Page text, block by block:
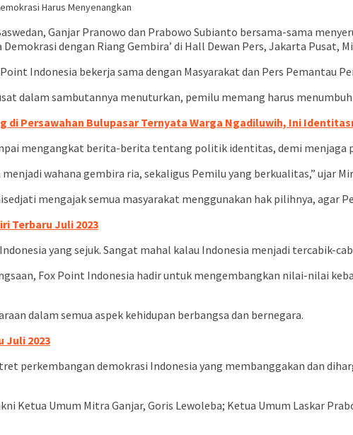
Harus Menyenangkan
Ganjar Pranowo dan Prabowo Subianto bersama-sama
dengan Riang Gembira’ di Hall Dewan Pers, Jakarta Pusat,
Indonesia bekerja sama dengan Masyarakat dan Pers Pemantau
dalam sambutannya menuturkan, pemilu memang harus
di Persawahan Bulupasar Ternyata Warga Ngadiluwih, Ini
mengangkat berita-berita tentang politik identitas, demi menjaga
wahana gembira ria, sekaligus Pemilu yang berkualitas,” ujar
mengajak semua masyarakat menggunakan hak pilihnya, agar
Terbaru Juli 2023
yang sejuk. Sangat mahal kalau Indonesia menjadi tercabik-
Fox Point Indonesia hadir untuk mengembangkan nilai-nilai
dalam semua aspek kehidupan berbangsa dan bernegara.
Juli 2023
perkembangan demokrasi Indonesia yang membanggakan dan
Ketua Umum Mitra Ganjar, Goris Lewoleba; Ketua Umum Laskar